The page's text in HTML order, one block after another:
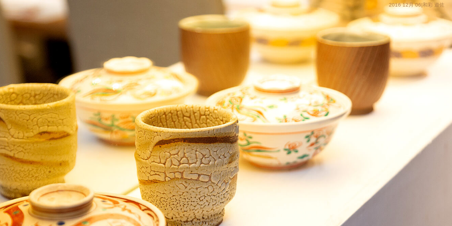
2016 12月 06|和彩 遊佐